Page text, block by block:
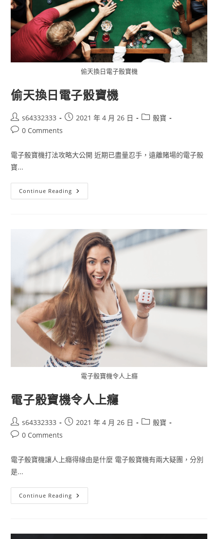
偷天換日電子骰寶機
偷天換日電子骰寶機
s64332333 2021 年 4 月 26 日
骰寶
0 Comments
電子骰寶機打法攻略大公開 近期已盡量忍手，遠離賭場的電子骰
寶...
Continue Reading
電子骰寶機令人上癮
電子骰寶機令人上癮
s64332333 2021 年 4 月 26 日
骰寶
0 Comments
電子骰寶機讓人上癮得緣由是什麼 電子骰寶機有兩大疑團，分別
是...
Continue Reading